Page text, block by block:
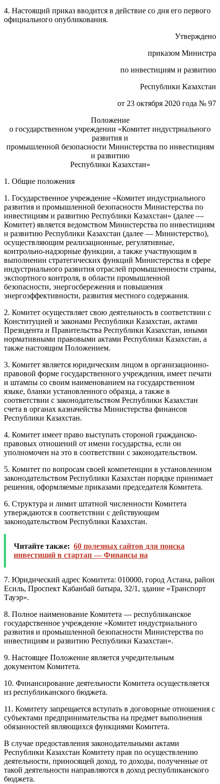
4. Настоящий приказ вводится в действие со дня его первого
официального опубликования.
Утверждено
приказом Министра
по инвестициям и развитию
Республики Казахстан
от 23 октября 2020 года № 97
Положение
о государственном учреждении «Комитет индустриального
развития и
промышленной безопасности Министерства по инвестициям
и развитию
Республики Казахстан»
1. Общие положения
1. Государственное учреждение «Комитет индустриального
развития и промышленной безопасности Министерства по
инвестициям и развитию Республики Казахстан» (далее —
Комитет) является ведомством Министерства по инвестициям
и развитию Республики Казахстан (далее — Министерство),
осуществляющим реализационные, регулятивные,
контрольно-надзорные функции, а также участвующим в
выполнении стратегических функций Министерства в сфере
индустриального развития отраслей промышленности страны,
экспортного контроля, в области промышленной
безопасности, энергосбережения и повышения
энергоэффективности, развития местного содержания.
2. Комитет осуществляет свою деятельность в соответствии с
Конституцией и законами Республики Казахстан, актами
Президента и Правительства Республики Казахстан, иными
нормативными правовыми актами Республики Казахстан, а
также настоящим Положением.
3. Комитет является юридическим лицом в организационно-
правовой форме государственного учреждения, имеет печати
и штампы со своим наименованием на государственном
языке, бланки установленного образца, а также в
соответствии с законодательством Республики Казахстан
счета в органах казначейства Министерства финансов
Республики Казахстан.
4. Комитет имеет право выступать стороной гражданско-
правовых отношений от имени государства, если он
уполномочен на это в соответствии с законодательством.
5. Комитет по вопросам своей компетенции в установленном
законодательством Республики Казахстан порядке принимает
решения, оформляемые приказами председателя Комитета.
6. Структура и лимит штатной численности Комитета
утверждаются в соответствии с действующим
законодательством Республики Казахстан.
Читайте также: 60 полезных сайтов для поиска
инвестиций в стартап — Финансы на
7. Юридический адрес Комитета: 010000, город Астана, район
Есиль, Проспект Кабанбай батыра, 32/1, здание «Транспорт
Тауэр».
8. Полное наименование Комитета — республиканское
государственное учреждение «Комитет индустриального
развития и промышленной безопасности Министерства по
инвестициям и развитию Республики Казахстан».
9. Настоящее Положение является учредительным
документом Комитета.
10. Финансирование деятельности Комитета осуществляется
из республиканского бюджета.
11. Комитету запрещается вступать в договорные отношения с
субъектами предпринимательства на предмет выполнения
обязанностей являющихся функциями Комитета.
В случае предоставления законодательными актами
Республики Казахстан Комитету прав по осуществлению
деятельности, приносящей доход, то доходы, полученные от
такой деятельности направляются в доход республиканского
бюджета.